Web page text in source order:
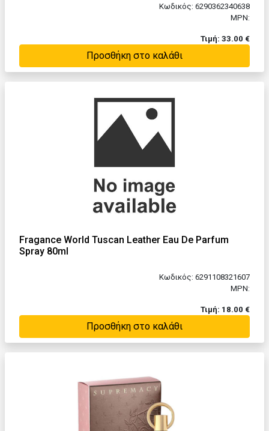
Κωδικός: 6290362340638
MPN:
Τιμή: 33.00 €
Προσθήκη στο καλάθι
Fragance World Tuscan Leather Eau De Parfum
Spray 80ml
Κωδικός: 6291108321607
MPN:
Τιμή: 18.00 €
Προσθήκη στο καλάθι